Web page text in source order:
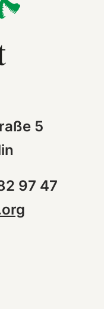
5
97 47